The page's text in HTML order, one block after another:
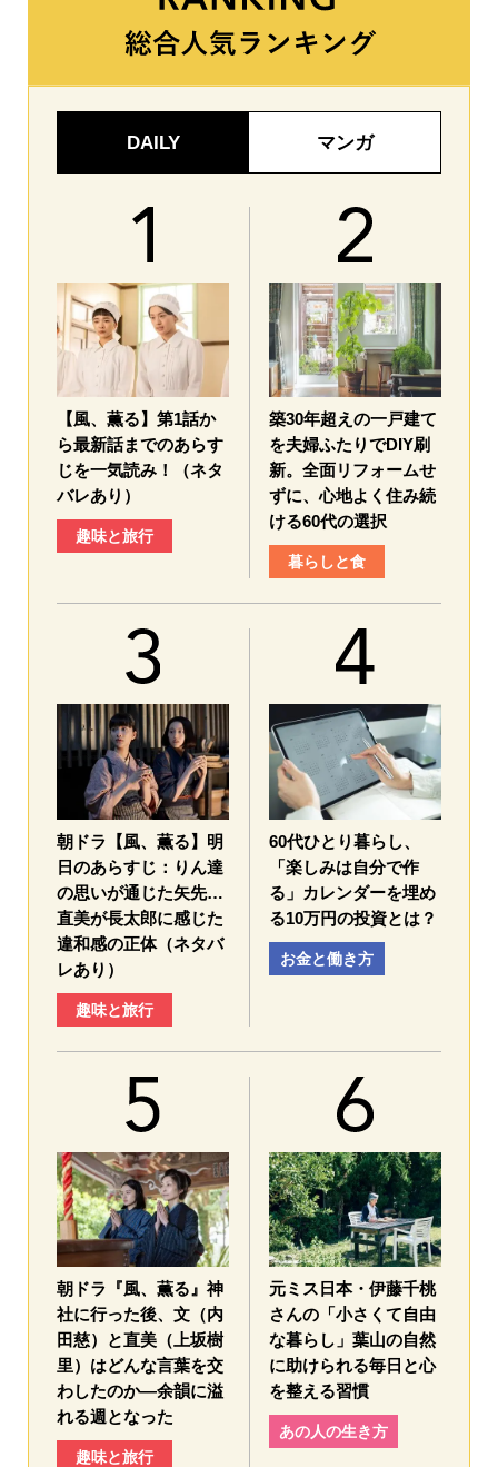
DAILY マンガ
【風、薫る】第1話か
ら最新話までのあらす
じを一気読み！（ネタ
バレあり）
趣味と旅行
築30年超えの一戸建て
を夫婦ふたりでDIY刷
新。全面リフォームせ
ずに、心地よく住み続
ける60代の選択
暮らしと食
朝ドラ【風、薫る】明
日のあらすじ：​りん達
の思いが通じた矢先…
直美が長太郎に感じた
違和感の正体（ネタバ
レあり）
趣味と旅行
60代ひとり暮らし、
「楽しみは自分で作
る」カレンダーを埋め
る10万円の投資とは？
お金と働き方
朝ドラ『風、薫る』神
社に行った後、文（内
田慈）と直美（上坂樹
里）はどんな言葉を交
わしたのか—余韻に溢
れる週となった
趣味と旅行
元ミス日本・伊藤千桃
さんの「小さくて自由
な暮らし」葉山の自然
に助けられる毎日と心
を整える習慣
あの人の生き方